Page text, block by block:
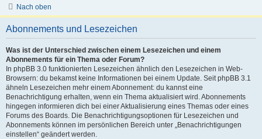
Nach oben
Abonnements und Lesezeichen
Was ist der Unterschied zwischen einem Lesezeichen und einem
Abonnements für ein Thema oder Forum?
In phpBB 3.0 funktionierten Lesezeichen ähnlich den Lesezeichen in Web-
Browsern: du bekamst keine Informationen bei einem Update. Seit phpBB 3.1
ähneln Lesezeichen mehr einem Abonnement: du kannst eine
Benachrichtigung erhalten, wenn ein Thema aktualisiert wird. Abonnements
hingegen informieren dich bei einer Aktualisierung eines Themas oder eines
Forums des Boards. Die Benachrichtigungsoptionen für Lesezeichen und
Abonnements können im persönlichen Bereich unter „Benachrichtigungen
einstellen“ geändert werden.